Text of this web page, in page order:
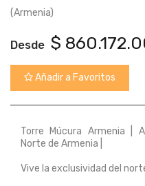
(Armenia)
Desde $
Añadir a Favoritos
Torre Múcura Armenia |
Norte de Armenia |
Vive la exclusividad del